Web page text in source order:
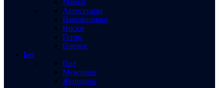
Майки
Аксессуары
Наколенники
Носки
Гетры
Прочее
Бег
Пол
Мужчины
Женщины